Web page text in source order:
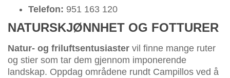
Telefon: 951 163 120
NATURSKJØNNHET OG FOTTURER
Natur- og friluftsentusiaster vil finne mange ruter
og stier som tar dem gjennom imponerende
landskap. Oppdag områdene rundt Campillos ved å